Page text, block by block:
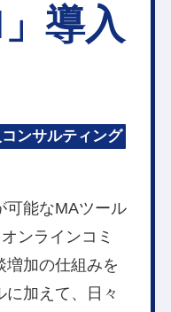
導入
ンサルティング
可能なMAツール
ンラインコミ
増加の仕組みを
加えて、日々